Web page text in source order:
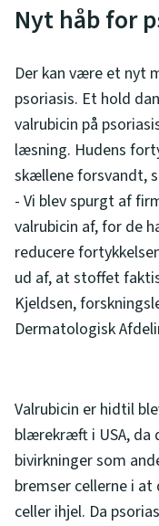
Nyt håb for
Der kan være et nyt
psoriasis. Et hold
valrubicin på
læsning. Hudens
skællene forsvandt,
- Vi blev spurgt af
valrubicin af, for de
reducere
ud af, at stoffet
Kjeldsen,
Dermatologisk
Valrubicin er hidtil
blærekræft i USA, da
bivirkninger som
bremser cellerne i
celler ihjel. Da